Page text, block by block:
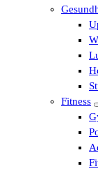
Fitness